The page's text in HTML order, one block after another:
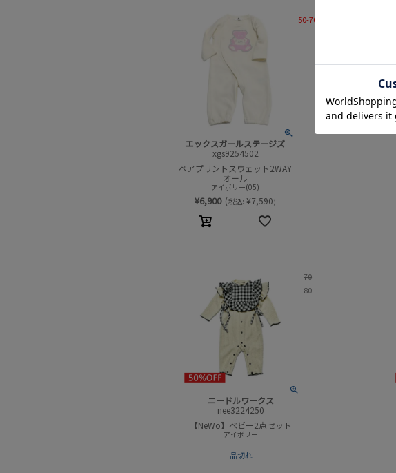
エックスガールステージズ
xgs9254502
ベアプリントスウェット2WAY
オール
アイボリー(05)
¥6,900 (税込: ¥7,590)
50-70
ニードルワークス
nee3224250
【NeWo】ベビー2点セット
アイボリー
品切れ
70
80